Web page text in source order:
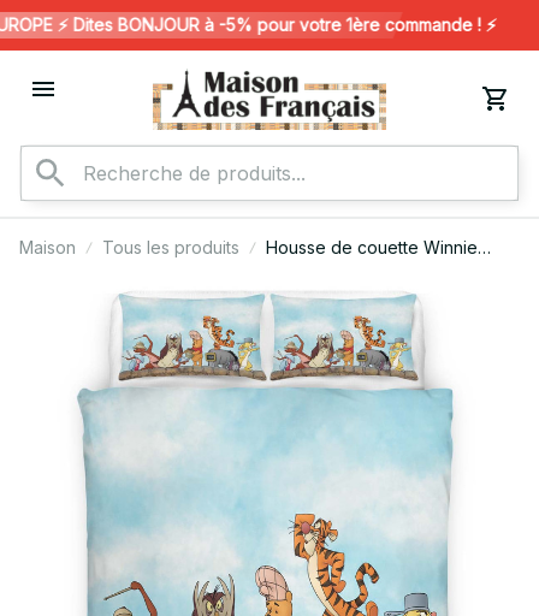
⚡️ Dites BONJOUR à -5% pour votre 1ère commande ! ⚡️
Maison Tous les produits
Housse de couette Winnie